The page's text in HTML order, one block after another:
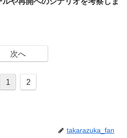
次へ
1 2
takarazuka_fan